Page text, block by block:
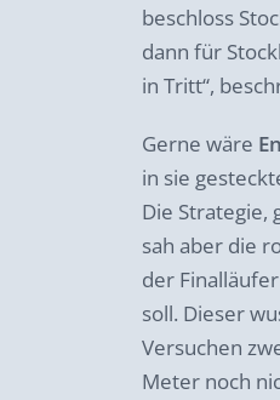
beschloss
dann für
in Tritt“,
Gerne wäre
in sie
Die Strategie,
sah aber die
der
soll. Dieser
Versuchen
Meter noch